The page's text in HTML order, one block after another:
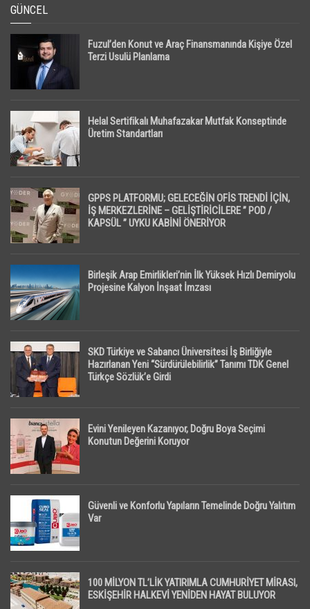
GÜNCEL
Fuzul’den Konut ve Araç Finansmanında Kişiye Özel
Terzi Usulü Planlama
Helal Sertifikalı Muhafazakar Mutfak Konseptinde
Üretim Standartları
GPPS PLATFORMU; GELECEĞİN OFİS TRENDİ İÇİN,
İŞ MERKEZLERİNE – GELİŞTİRİCİLERE ” POD /
KAPSÜL ” UYKU KABİNİ ÖNERİYOR
Birleşik Arap Emirlikleri’nin İlk Yüksek Hızlı Demiryolu
Projesine Kalyon İnşaat İmzası
SKD Türkiye ve Sabancı Üniversitesi İş Birliğiyle
Hazırlanan Yeni “Sürdürülebilirlik” Tanımı TDK Genel
Türkçe Sözlük’e Girdi
Evini Yenileyen Kazanıyor, Doğru Boya Seçimi
Konutun Değerini Koruyor
Güvenli ve Konforlu Yapıların Temelinde Doğru Yalıtım
Var
100 MİLYON TL’LİK YATIRIMLA CUMHURİYET MİRASI,
ESKİŞEHİR HALKEVİ YENİDEN HAYAT BULUYOR